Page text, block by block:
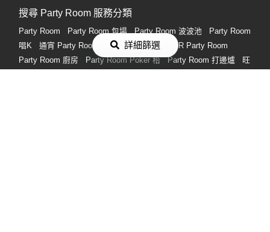
詳細篩選
搜尋 Party Room 服務分類
Party Room Party Room 包場 Party Room 波波池
Party Room
唱K
通宵 Party Room 桌球 Party Room
VR Party Room
Party Room 廚房
Party Room Poker 枱 Party Room 打邊爐
旺